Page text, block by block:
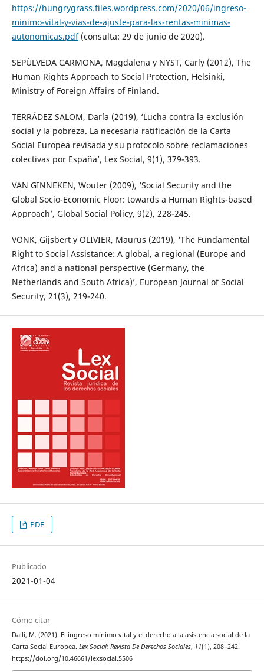
https://hungrygrass.files.wordpress.com/2020/06/ingreso-
minimo-vital-y-vias-de-ajuste-para-las-rentas-minimas-
autonomicas.pdf(consulta: 29 de junio de 2020).
SEPÚLVEDA CARMONA, Magdalena y NYST, Carly (2012), The
Human Rights Approach to Social Protection, Helsinki,
Ministry of Foreign Affairs of Finland.
TERRÁDEZ SALOM, Daría (2019), ‘Lucha contra la exclusión
social y la pobreza. La necesaria ratificación de la Carta
Social Europea revisada y su protocolo sobre reclamaciones
colectivas por España’, Lex Social, 9(1), 379-393.
VAN GINNEKEN, Wouter (2009), ‘Social Security and the
Global Socio-Economic Floor: towards a Human Rights-based
Approach’, Global Social Policy, 9(2), 228-245.
VONK, Gijsbert y OLIVIER, Maurus (2019), ‘The Fundamental
Right to Social Assistance: A global, a regional (Europe and
Africa) and a national perspective (Germany, the
Netherlands and South Africa)’, European Journal of Social
Security, 21(3), 219-240.
PDF
Publicado
2021-01-04
Cómo citar
Dalli, M. (2021). El ingreso mínimo vital y el derecho a la asistencia social de la
Carta Social Europea. Lex Social: Revista De Derechos Sociales, 11(1), 208–242.
https://doi.org/10.46661/lexsocial.5506